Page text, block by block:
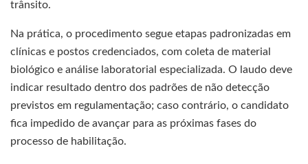
trânsito.
Na prática, o procedimento segue etapas padronizadas em
clínicas e postos credenciados, com coleta de material
biológico e análise laboratorial especializada. O laudo deve
indicar resultado dentro dos padrões de não detecção
previstos em regulamentação; caso contrário, o candidato
fica impedido de avançar para as próximas fases do
processo de habilitação.